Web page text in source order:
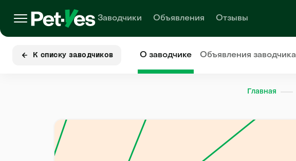
Заводчики Объявления Отзывы
К списку заводчиков О заводчике Объявлениязаводчика
Главная